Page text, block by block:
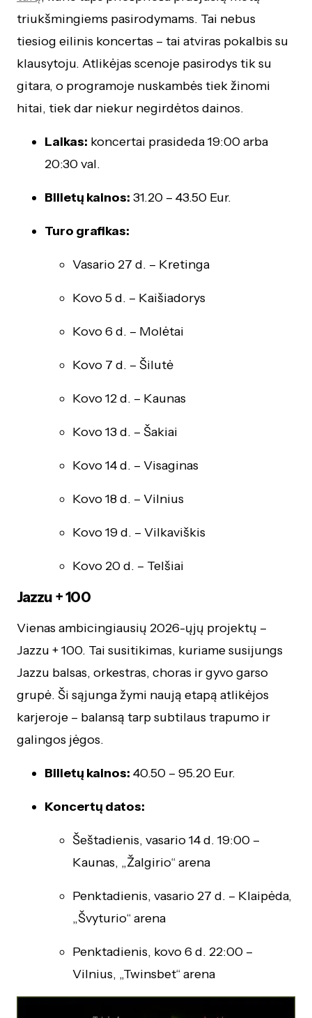
triukšmingiems pasirodymams. Tai nebus
tiesiog eilinis koncertas – tai atviras pokalbis su
klausytoju. Atlikėjas scenoje pasirodys tik su
gitara, o programoje nuskambės tiek žinomi
hitai, tiek dar niekur negirdėtos dainos.
Laikas: koncertai prasideda 19:00 arba
20:30 val.
Bilietų kainos: 31.20 – 43.50 Eur.
Turo grafikas:
Vasario 27 d. – Kretinga
Kovo 5 d. – Kaišiadorys
Kovo 6 d. – Molėtai
Kovo 7 d. – Šilutė
Kovo 12 d. – Kaunas
Kovo 13 d. – Šakiai
Kovo 14 d. – Visaginas
Kovo 18 d. – Vilnius
Kovo 19 d. – Vilkaviškis
Kovo 20 d. – Telšiai
Jazzu + 100
Vienas ambicingiausių 2026-ųjų projektų –
Jazzu + 100. Tai susitikimas, kuriame susijungs
Jazzu balsas, orkestras, choras ir gyvo garso
grupė. Ši sąjunga žymi naują etapą atlikėjos
karjeroje – balansą tarp subtilaus trapumo ir
galingos jėgos.
Bilietų kainos: 40.50 – 95.20 Eur.
Koncertų datos:
Šeštadienis, vasario 14 d. 19:00 –
Kaunas, „Žalgirio“ arena
Penktadienis, vasario 27 d. – Klaipėda,
„Švyturio“ arena
Penktadienis, kovo 6 d. 22:00 –
Vilnius, „Twinsbet“ arena